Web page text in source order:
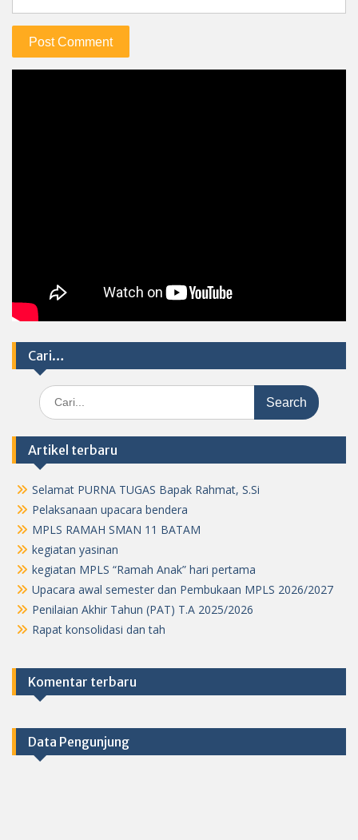
Cari…
Search
for:
Artikel terbaru
Selamat PURNA TUGAS Bapak Rahmat, S.Si
Pelaksanaan upacara bendera
MPLS RAMAH SMAN 11 BATAM
kegiatan yasinan
kegiatan MPLS “Ramah Anak” hari pertama
Upacara awal semester dan Pembukaan MPLS 2026/2027
Penilaian Akhir Tahun (PAT) T.A 2025/2026
Rapat konsolidasi dan tah
Komentar terbaru
Data Pengunjung